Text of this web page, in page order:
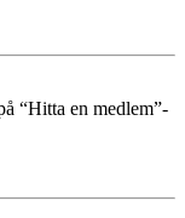
“Hitta en medlem”-